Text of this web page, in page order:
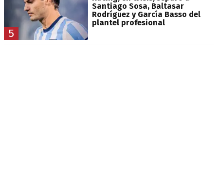
5
Santiago Sosa, Baltasar
Rodríguez y García Basso del
plantel profesional